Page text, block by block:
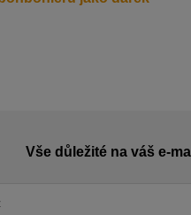
Vše důležité na váš e-